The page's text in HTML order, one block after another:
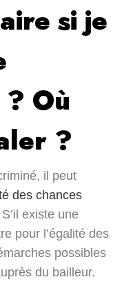
si je
Où
?
il peut
des chances
existe une
pour l’égalité des
possibles
du bailleur.